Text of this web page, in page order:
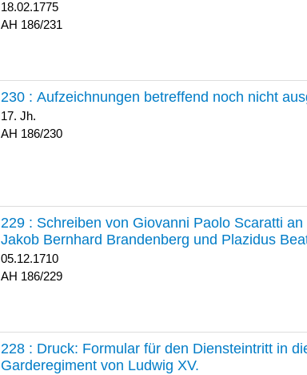
18.02.1775
186/231
230 : Aufzeichnungen betreffend noch nicht
17. Jh.
186/230
229 : Schreiben von Giovanni Paolo Scaratti
Jakob Bernhard Brandenberg und Plazidus
05.12.1710
186/229
228 : Druck: Formular für den Diensteintritt in
Garderegiment von Ludwig XV.